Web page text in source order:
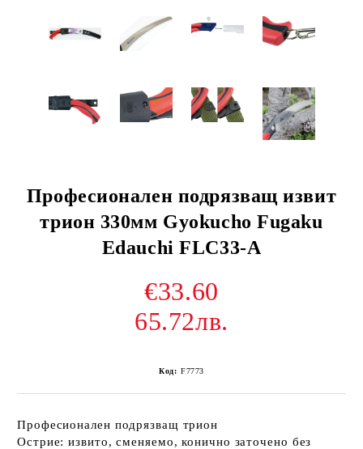
Професионален подрязващ извит
трион 330мм Gyokucho Fugaku
Edauchi FLC33-A
€33.60
65.72лв.
Код: F7773
Професионален подрязващ трион
Острие: извито, сменяемо, конично заточено без